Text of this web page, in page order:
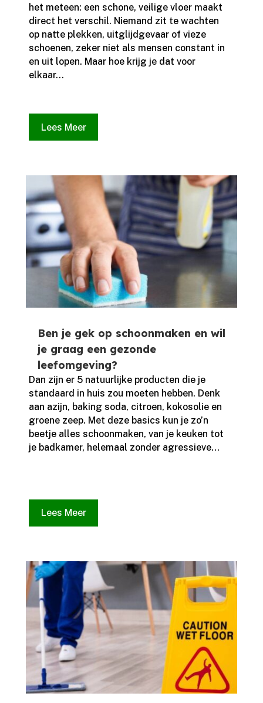
het meteen: een schone, veilige vloer maakt
direct het verschil.​ Niemand zit te wachten
op natte plekken, uitglijdgevaar of vieze
schoenen, zeker niet als mensen constant in
en uit lopen.​ Maar hoe krijg je dat voor
elkaar...
Lees Meer
Ben je gek op schoonmaken en wil
je graag een gezonde
leefomgeving?
Dan zijn er 5 natuurlijke producten die je
standaard in huis zou moeten hebben.​ Denk
aan azijn, baking soda, citroen, kokosolie en
groene zeep.​ Met deze basics kun je zo’n
beetje alles schoonmaken, van je keuken tot
je badkamer, helemaal zonder agressieve...
Lees Meer